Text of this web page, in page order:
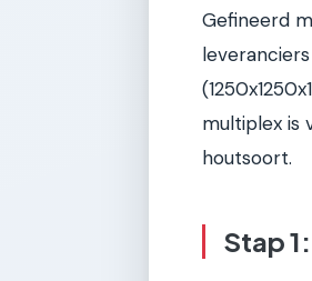
Gefineerd
multiplex is
houtsoort.
Stap